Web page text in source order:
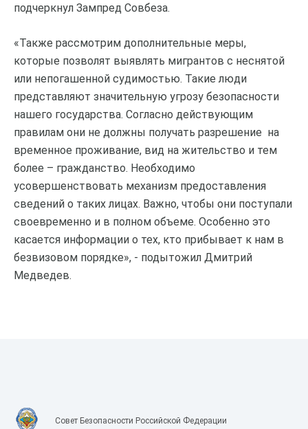
подчеркнул Зампред Совбеза.
«Также рассмотрим дополнительные меры,
которые позволят выявлять мигрантов с неснятой
или непогашенной судимостью. Такие люди
представляют значительную угрозу безопасности
нашего государства. Согласно действующим
правилам они не должны получать разрешение на
временное проживание, вид на жительство и тем
более – гражданство. Необходимо
усовершенствовать механизм предоставления
сведений о таких лицах. Важно, чтобы они поступали
своевременно и в полном объеме. Особенно это
касается информации о тех, кто прибывает к нам в
безвизовом порядке», - подытожил Дмитрий
Медведев.
Совет Безопасности Российской Федерации